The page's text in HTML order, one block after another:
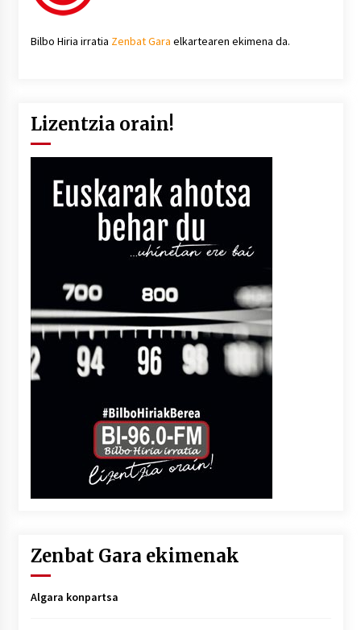
Bilbo Hiria irratia Zenbat Gara elkartearen ekimena da.
Lizentzia orain!
Zenbat Gara ekimenak
Algara konpartsa